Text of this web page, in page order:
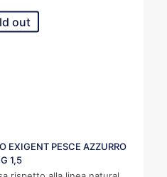
out
EXIGENT PESCE AZZURRO
1,5